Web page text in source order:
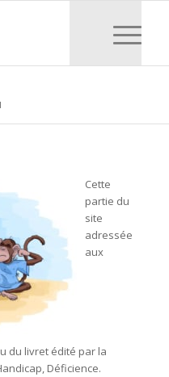
Cette
partie du
site
adressée
aux
du livret édité par la
Déficience.